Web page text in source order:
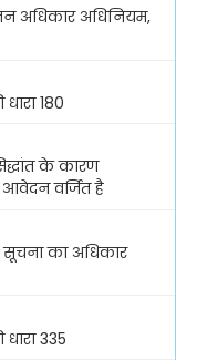
अधिकार अधिनियम,
180
के कारण
आवेदन वर्जित है
सूचना का अधिकार
335